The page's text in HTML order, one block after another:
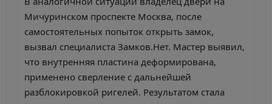
Мичуринском проспекте Москва, после
самостоятельных попыток открыть замок,
вызвал специалиста Замков.Нет. Мастер выявил,
что внутренняя пластина деформирована,
применено сверление с дальнейшей
разблокировкой ригелей. Результатом стала